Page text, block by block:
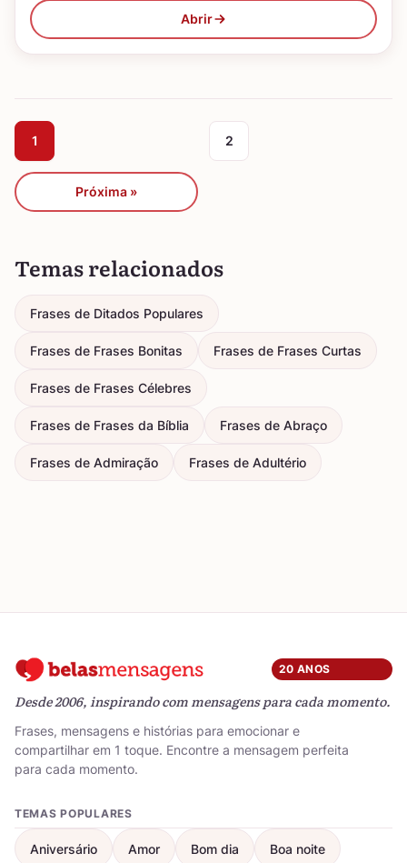
Abrir
1 2
Próxima »
Temas relacionados
Frases de Ditados Populares
Frases de Frases Bonitas Frases de Frases Curtas
Frases de Frases Célebres
Frases de Frases da Bíblia Frases de Abraço
Frases de Admiração Frases de Adultério
20 ANOS
Desde 2006, inspirando com mensagens para cada momento.
Frases, mensagens e histórias para emocionar e
compartilhar em 1 toque. Encontre a mensagem perfeita
para cada momento.
TEMAS POPULARES
Aniversário Amor Bom dia Boa noite